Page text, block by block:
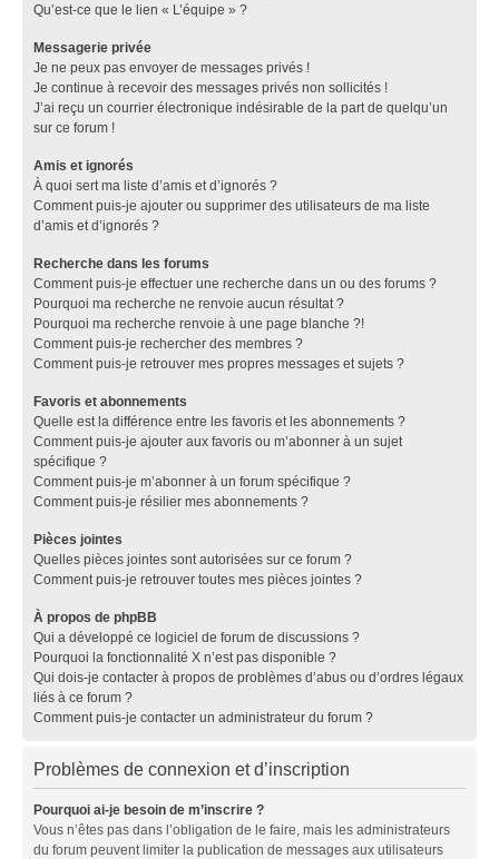
Qu’est-ce que le lien « L’équipe » ?
Messagerie privée
Je ne peux pas envoyer de messages privés !
Je continue à recevoir des messages privés non sollicités !
J’ai reçu un courrier électronique indésirable de la part de quelqu’un
sur ce forum !
Amis et ignorés
À quoi sert ma liste d’amis et d’ignorés ?
Comment puis-je ajouter ou supprimer des utilisateurs de ma liste
d’amis et d’ignorés ?
Recherche dans les forums
Comment puis-je effectuer une recherche dans un ou des forums ?
Pourquoi ma recherche ne renvoie aucun résultat ?
Pourquoi ma recherche renvoie à une page blanche ?!
Comment puis-je rechercher des membres ?
Comment puis-je retrouver mes propres messages et sujets ?
Favoris et abonnements
Quelle est la différence entre les favoris et les abonnements ?
Comment puis-je ajouter aux favoris ou m’abonner à un sujet
spécifique ?
Comment puis-je m’abonner à un forum spécifique ?
Comment puis-je résilier mes abonnements ?
Pièces jointes
Quelles pièces jointes sont autorisées sur ce forum ?
Comment puis-je retrouver toutes mes pièces jointes ?
À propos de phpBB
Qui a développé ce logiciel de forum de discussions ?
Pourquoi la fonctionnalité X n’est pas disponible ?
Qui dois-je contacter à propos de problèmes d’abus ou d’ordres légaux
liés à ce forum ?
Comment puis-je contacter un administrateur du forum ?
Problèmes de connexion et d’inscription
Pourquoi ai-je besoin de m’inscrire ?
Vous n’êtes pas dans l’obligation de le faire, mais les administrateurs
du forum peuvent limiter la publication de messages aux utilisateurs